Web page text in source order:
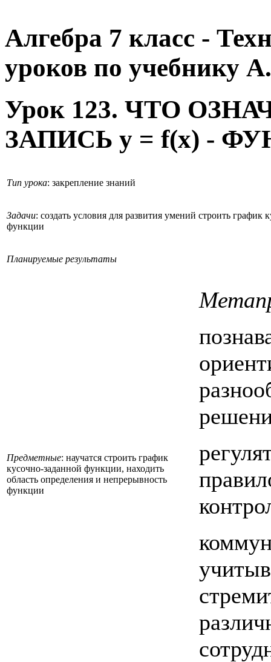
Алгебра 7 класс -
уроков по учебнику
Урок 123. ЧТО
ЗАПИСЬ y = f(x) -
Тип урока: закрепление знаний
Задачи: создать условия для развития умений строить
функции
Планируемые результаты
Предметные: научатся строить график
кусочно-заданной функции, находить
область определения и непрерывность
функции